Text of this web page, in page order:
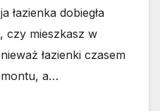
łazienka dobiegła
czy mieszkasz w
łazienki czasem
a…